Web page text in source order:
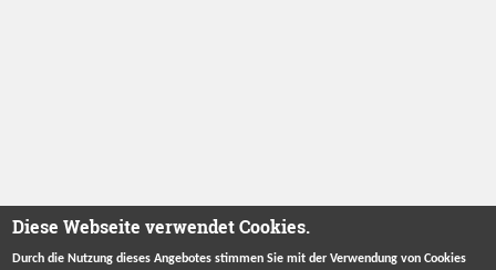
Diese Webseite verwendet Cookies.
Durch die Nutzung dieses Angebotes stimmen Sie mit der Verwendung von Cookies